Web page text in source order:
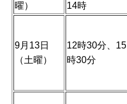
曜）
14時
9月13日
（土曜）
12時30分、15
時30分